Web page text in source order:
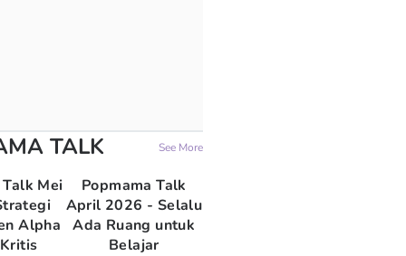
TALK See More
Mei
Alpha
Popmama Talk
April 2026 - Selalu
Ada Ruang untuk
Belajar